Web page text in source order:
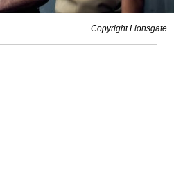
Copyright Lionsgate